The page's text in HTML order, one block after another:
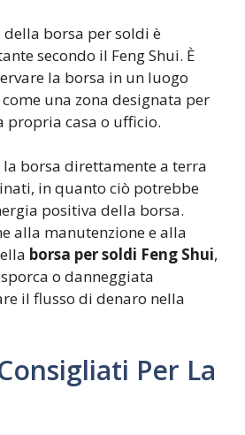
borsa per soldi è
secondo il Feng Shui. È
la borsa in un luogo
una zona designata per
propria casa o ufficio.
borsa direttamente a terra
in quanto ciò potrebbe
positiva della borsa.
alla manutenzione e alla
borsa per soldi Feng Shui,
o danneggiata
il flusso di denaro nella
Per La